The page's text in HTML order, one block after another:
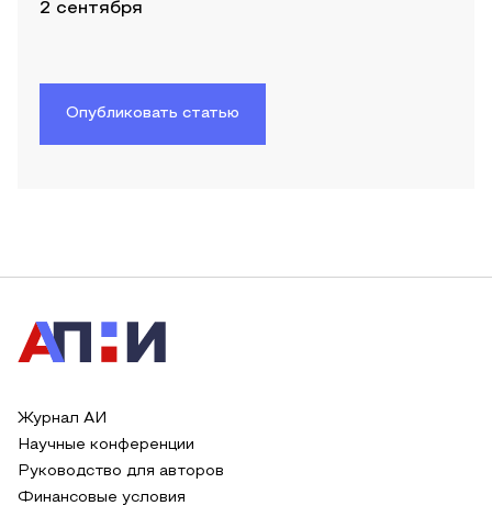
2 сентября
Опубликовать статью
Журнал АИ
Научные конференции
Руководство для авторов
Финансовые условия